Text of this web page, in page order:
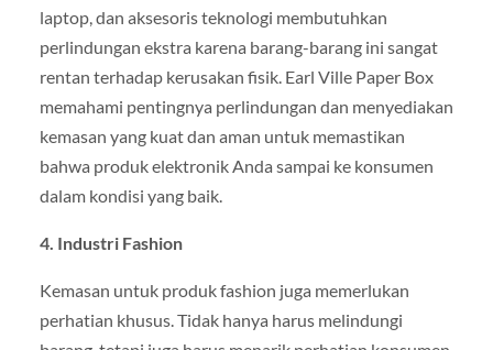
laptop, dan aksesoris teknologi membutuhkan
perlindungan ekstra karena barang-barang ini sangat
rentan terhadap kerusakan fisik. Earl Ville Paper Box
memahami pentingnya perlindungan dan menyediakan
kemasan yang kuat dan aman untuk memastikan
bahwa produk elektronik Anda sampai ke konsumen
dalam kondisi yang baik.
4. Industri Fashion
Kemasan untuk produk fashion juga memerlukan
perhatian khusus. Tidak hanya harus melindungi